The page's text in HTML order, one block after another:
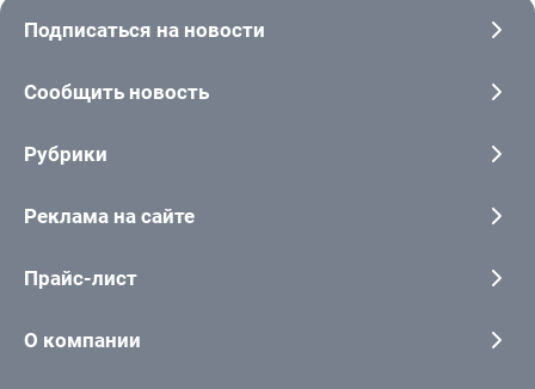
Подписаться на новости
Сообщить новость
Рубрики
Реклама на сайте
Прайс-лист
О компании